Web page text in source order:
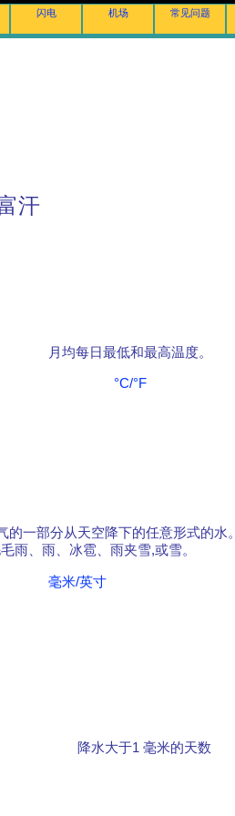
闪电 机场 常见问题
汗
月均每日最低和最高温度。
°C/°F
的一部分从天空降下的任意形式的水。
雨、雨、冰雹、雨夹雪,或雪。
毫米/英寸
降水大于1 毫米的天数